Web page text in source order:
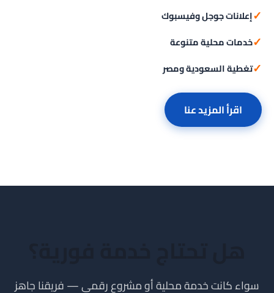
✓إعلانات جوجل وفيسبوك
✓خدمات محلية متنوعة
✓تغطية السعودية ومصر
اقرأ المزيد عنا
سواء كانت خدمة محلية أو مشروع رقمي — فريقنا جاهز